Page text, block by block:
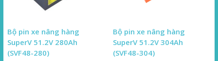
Bộ pin xe nâng hàng
SuperV 51.2V 280Ah
(SVF48-280)
Bộ pin xe nâng hàng
SuperV 51.2V 304Ah
(SVF48-304)